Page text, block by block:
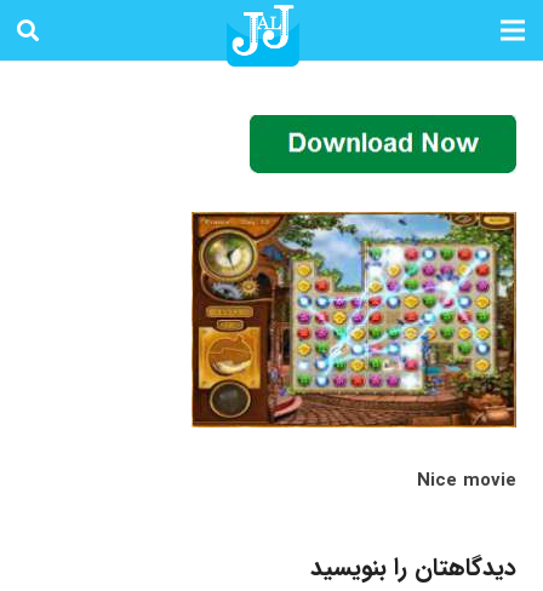
Nice movie
دیدگاهتان را بنویسید